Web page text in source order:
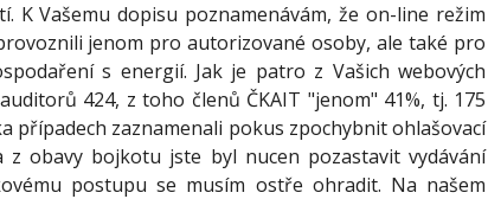
K Vašemu dopisu poznamenávám, že on-line režim
jenom pro autorizované osoby, ale také pro
s energií. Jak je patro z Vašich webových
424, z toho členů ČKAIT "jenom" 41%, tj. 175
případech zaznamenali pokus zpochybnit ohlašovací
obavy bojkotu jste byl nucen pozastavit vydávání
postupu se musím ostře ohradit. Na našem